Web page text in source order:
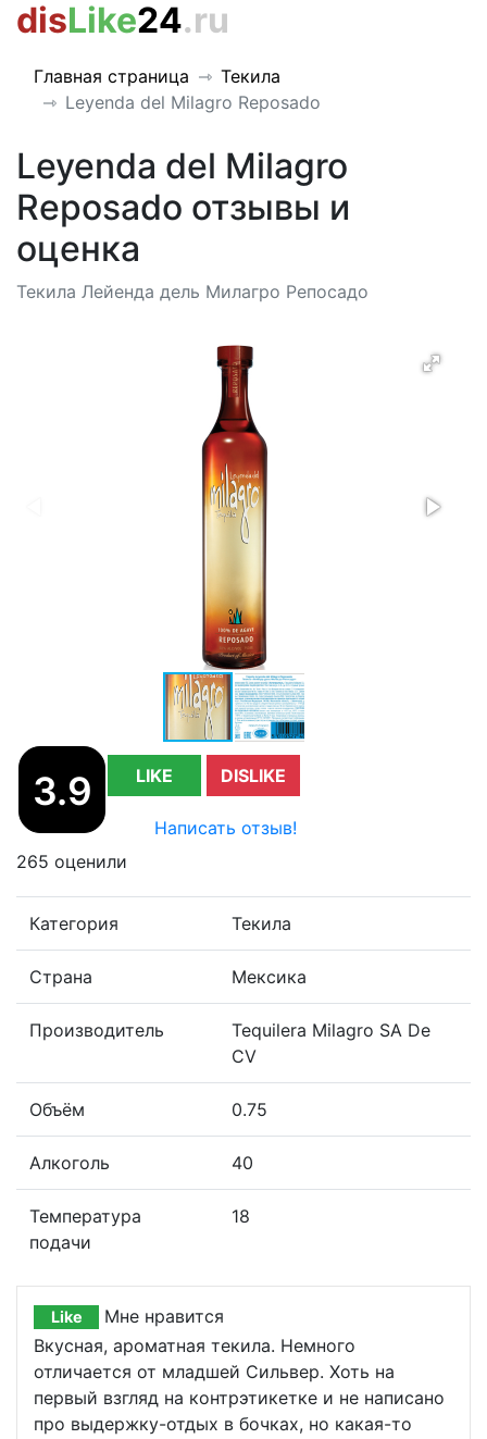
disLike24.ru
Главная страница
Текила
Leyenda del Milagro Reposado
Leyenda del Milagro
Reposado отзывы и
оценка
Текила Лейенда дель Милагро Репосадо
3.9 LIKE DISLIKE
Написать отзыв!
265 оценили
Категория Текила
Страна Мексика
Производитель
Tequilera Milagro SA De
CV
Объём 0.75
Алкоголь 40
Температура
подачи
18
Like
Мне нравится
Вкусная, ароматная текила. Немного
отличается от младшей Сильвер. Хоть на
первый взгляд на контрэтикетке и не написано
про выдержку-отдых в бочках, но какая-то